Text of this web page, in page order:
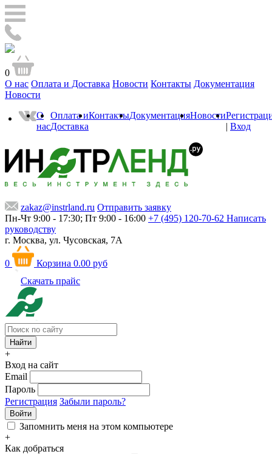
0
О нас Оплата и Доставка Новости Контакты Документация
Новости
О
нас
Оплата и
Доставка
КонтактыДокументацияНовости
| Вход
zakaz@instrland.ru Отправить заявку
Пн-Чт 9:00 - 17:30; Пт 9:00 - 16:00 +7 (495) 120-70-62 Написать
руководству
г. Москва, ул. Чусовская, 7А
0 Корзина 0.00 руб
Скачать прайс
+
Вход на сайт
Email
Пароль
Регистрация Забыли пароль?
Войти
Запомнить меня на этом компьютере
+
Как добраться